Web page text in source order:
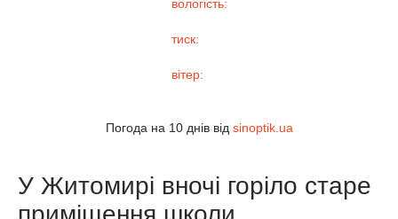
вологість:
тиск:
вітер:
Погода на 10 днів від sinoptik.ua
У Житомирі вночі горіло старе